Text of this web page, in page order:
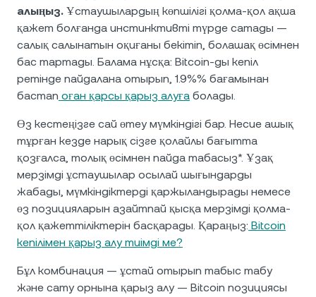
алыңыз. Ұстаушылардың көпшілігі қолма-қол ақша
қажет болғанда инстинктивті түрде сатады —
салық салынатын оқиғаны бекітіп, болашақ өсімнен
бас тартады. Балама нұсқа: Bitcoin-ды кепіл
ретінде пайдалана отырып, 1.9%% бағамынан
бастап оған қарсы қарыз алуға болады.
Өз кестеңізге сай өтеу мүмкіндігі бар. Несие ашық
тұрған кезде нарық сізге қолайлы бағытта
қозғалса, толық өсімнен пайда табасыз*. Ұзақ
мерзімді ұстаушылар осылай шығындарды
жабады, мүмкіндіктерді қаржыландырады немесе
өз позицияларын азайтпай қысқа мерзімді қолма-
қол қажеттіліктерін басқарады. Қараңыз: Bitcoin
кепілімен қарыз алу тиімді ме?
Бұл комбинация — ұстай отырып табыс табу
және сату орнына қарыз алу — Bitcoin позициясы